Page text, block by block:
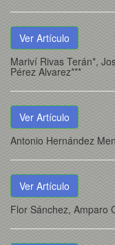
Ver Artículo
Mariví Rivas Terán*,
Pérez Alvarez***
Ver Artículo
Antonio Hernández
Ver Artículo
Flor Sánchez, Amparo